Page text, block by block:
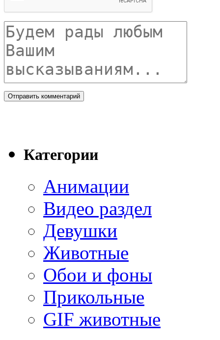
Категории
Анимации
Видео раздел
Девушки
Животные
Обои и фоны
Прикольные
GIF животные